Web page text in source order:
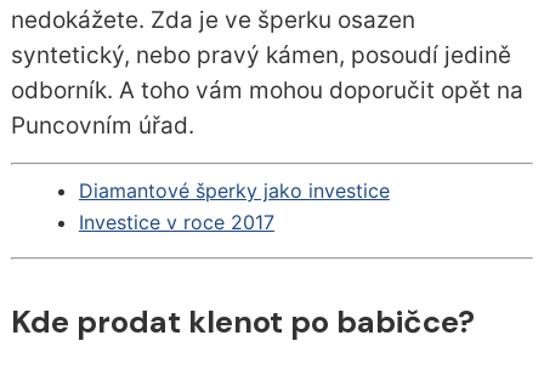
nedokážete. Zda je ve šperku osazen
syntetický, nebo pravý kámen, posoudí jedině
odborník. A toho vám mohou doporučit opět na
Puncovním úřad.
Diamantové šperky jako investice
Investice v roce 2017
Kde prodat klenot po babičce?